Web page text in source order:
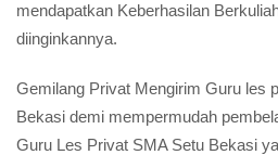
mendapatkan Keberhasilan
diinginkannya.
Gemilang Privat Mengirim Guru les
Bekasi demi mempermudah
Guru Les Privat SMA Setu Bekasi